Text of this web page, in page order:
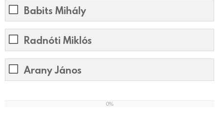
Babits Mihály
Radnóti Miklós
Arany János
0%